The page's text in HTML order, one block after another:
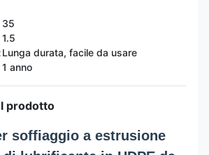
35
1.5
Lunga durata, facile da usare
1 anno
prodotto
soffiaggio a estrusione